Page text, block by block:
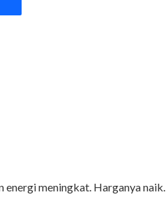
meningkat. Harganya naik.